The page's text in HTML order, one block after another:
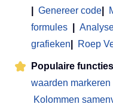
Genereer code
formules
grafieken
Roep
Populaire functies
waarden markeren
Kolommen